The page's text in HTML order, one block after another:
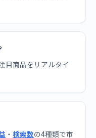
目商品をリアルタイ
・ 検索数の4種類で市